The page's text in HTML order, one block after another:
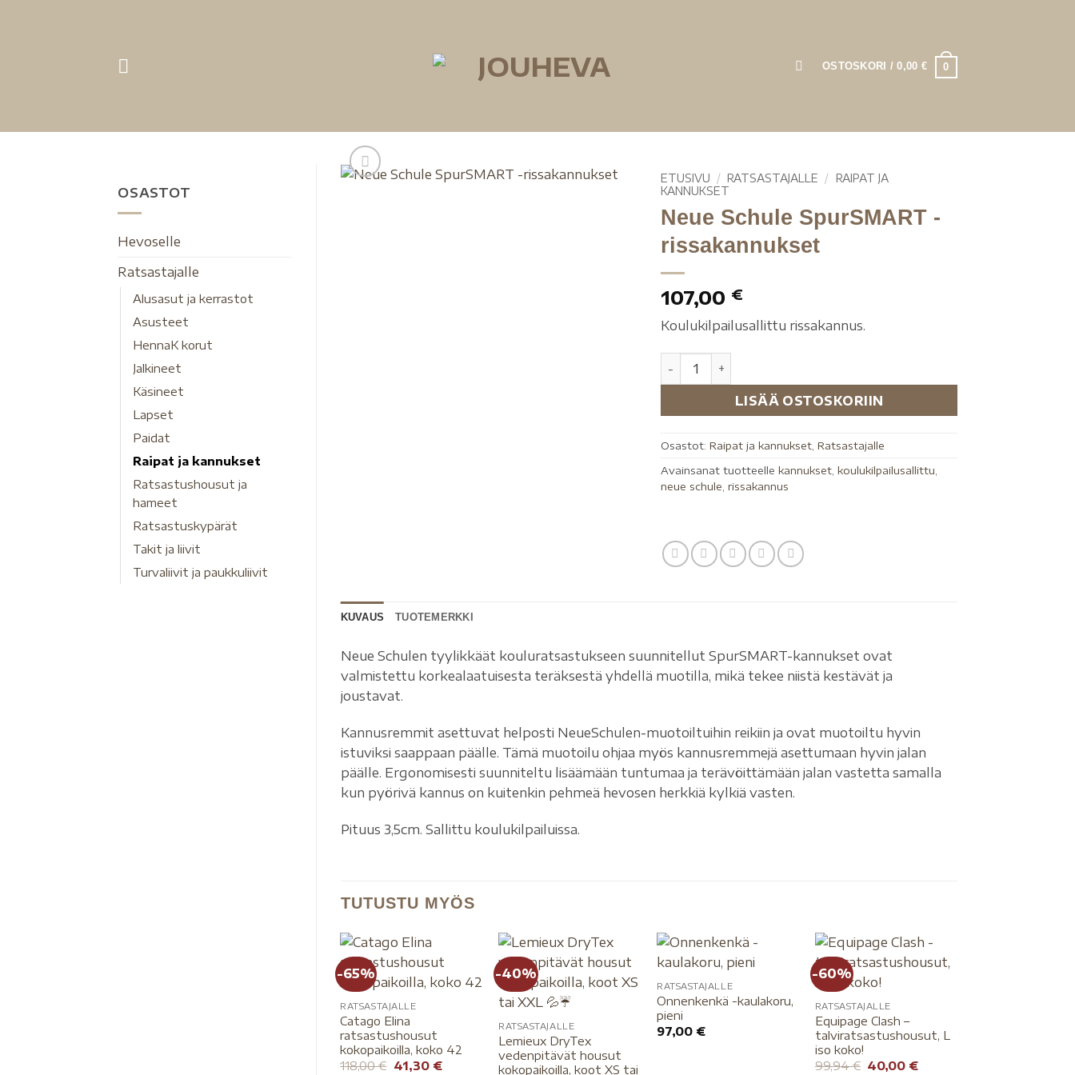
OSTOSKORI /0,00 € 0
OSASTOT
Hevoselle
Ratsastajalle
Alusasut ja kerrastot
Asusteet
HennaK korut
Jalkineet
Käsineet
Lapset
Paidat
Raipat ja kannukset
Ratsastushousut ja
hameet
Ratsastuskypärät
Takit ja liivit
Turvaliivit ja paukkuliivit
ETUSIVU / RATSASTAJALLE / RAIPAT JA
KANNUKSET
Neue Schule SpurSMART -
rissakannukset
107,00 €
Koulukilpailusallittu rissakannus.
LISÄÄ OSTOSKORIIN
Osastot:Raipat ja kannukset ,Ratsastajalle
Avainsanat tuotteellekannukset ,koulukilpailusallittu
neue schule ,rissakannus
KUVAUS TUOTEMERKKI
Neue Schulen tyylikkäät kouluratsastukseen suunnitellut SpurSMART-kannukset ovat
valmistettu korkealaatuisesta teräksestä yhdellä muotilla, mikä tekee niistä kestävät ja
joustavat.
Kannusremmit asettuvat helposti NeueSchulen-muotoiltuihin reikiin ja ovat muotoiltu hyvin
istuviksi saappaan päälle. Tämä muotoilu ohjaa myös kannusremmejä asettumaan hyvin jalan
päälle. Ergonomisesti suunniteltu lisäämään tuntumaa ja terävöittämään jalan vastetta samalla
kun pyörivä kannus on kuitenkin pehmeä hevosen herkkiä kylkiä vasten.
Pituus 3,5cm. Sallittu koulukilpailuissa.
TUTUSTU MYÖS
-65%
RATSASTAJALLE
Catago Elina
ratsastushousut
kokopaikoilla, koko 42
118,00€ 41,30 €
-40%
RATSASTAJALLE
Lemieux DryTex
vedenpitävät housut
kokopaikoilla, koot XS tai
RATSASTAJALLE
Onnenkenkä -kaulakoru,
pieni
97,00 €
-60%
RATSASTAJALLE
Equipage Clash –
talviratsastushousut, L
iso koko!
99,94€ 40,00 €